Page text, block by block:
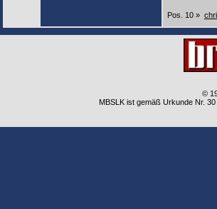
Pos. 10 »
©
MBSLK ist gemäß Urkunde Nr.